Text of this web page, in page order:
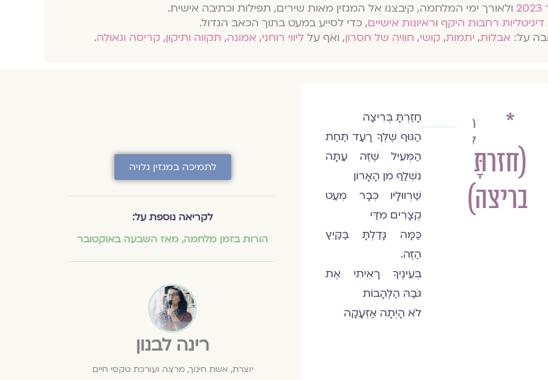
ולאורך ימי המלחמה, קיבצנו אל המגזין מאות שירים, תפילות וכתיבה אישית.
רחבות היקף וראיונות אישיים, כדי לסייע במעט בתוך הכאב הגדול.
על: אבלות, יתמות, קושי, חוויה של חסרון, ואף על ליווי רוחני, אמונה, תקווה ותיקון, קריסה וגאולה.
*
(חזרתָּ
בריצה)
רינה
לבנון
חָזַרְתָּ בְּרִיצָה
הַגּוּף שֶׁלְּךָ רָעַד תַּחַת
הַמְּעִיל שֶׁזֶּה עַתָּה
נִשְׁלַף מִן הָאָרוֹן
שַׁרְווּלָיו כְּבָר מְעַט
קְצָרִים מִדַּי
כַּמָּה גָּדַלְתָּ בַּקַּיִץ
הַזֶּה.
בְּעֵינֶיךָ רָאִיתִי אֶת
גֹּבַהּ הַלֶּהָבוֹת
לֹא הָיְתָה אַזְעָקָה
לתמיכה במגזין גלויה
לקריאה נוספת על:
הורות בזמן מלחמה, מאז השבעה באוקטובר
רינה לבנון
יוצרת, אשת חינוך, מרצה ועורכת טקסי חיים